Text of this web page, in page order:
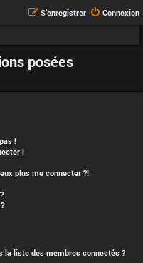
Connexion
S’enregistrer
posées
!
!
plus me connecter ?!
la liste des membres connectés ?